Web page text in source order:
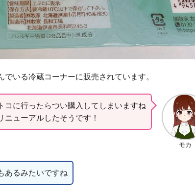
いる冷蔵コーナーに販売されています。
モカ
コに行ったらつい購入してしまいますね
ニューアルしたそうです！
あるみたいですね